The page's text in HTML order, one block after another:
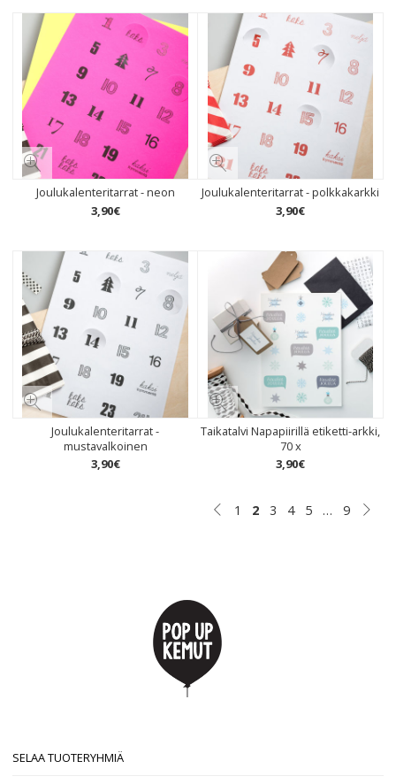
Joulukalenteritarrat - neon
3,90€
Joulukalenteritarrat - polkkakarkki
3,90€
Joulukalenteritarrat -
mustavalkoinen
3,90€
Taikatalvi Napapiirillä etiketti-arkki,
70 x
3,90€
1 2 3 4 5 … 9
SELAA TUOTERYHMIÄ